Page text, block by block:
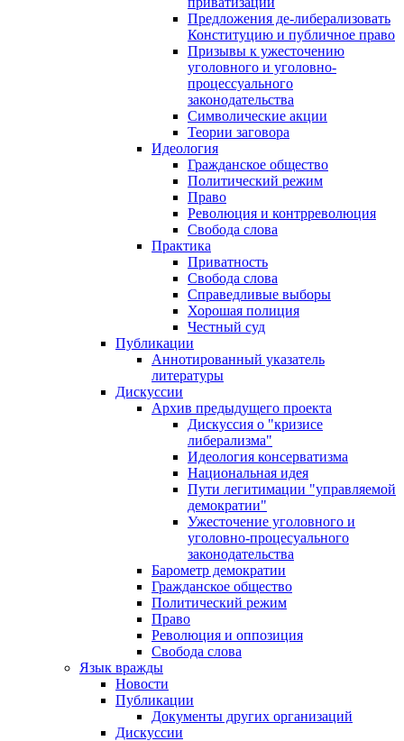
Предложения де-либерализовать
Конституцию и публичное право
Призывы к ужесточению
уголовного и уголовно-
процессуального
законодательства
Символические акции
Теории заговора
Идеология
Гражданское общество
Политический режим
Право
Революция и контрреволюция
Свобода слова
Практика
Приватность
Свобода слова
Справедливые выборы
Хорошая полиция
Честный суд
Публикации
Аннотированный указатель
литературы
Дискуссии
Архив предыдущего проекта
Дискуссия о "кризисе
либерализма"
Идеология консерватизма
Национальная идея
Пути легитимации "управляемой
демократии"
Ужесточение уголовного и
уголовно-процесуального
законодательства
Барометр демократии
Гражданское общество
Политический режим
Право
Революция и оппозиция
Свобода слова
Язык вражды
Новости
Публикации
Документы других организаций
Дискуссии